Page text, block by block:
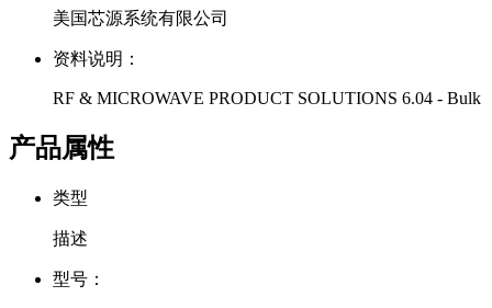
美国芯源系统有限公司
资料说明：
RF & MICROWAVE PRODUCT SOLUTIONS 6.04 - Bulk
产品属性
类型
描述
型号：